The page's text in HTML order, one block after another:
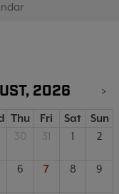
>
2026
Thu Fri Sat
Sun
30 31 1 2
6 7 8 9